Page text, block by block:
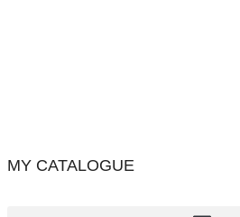
MY CATALOGUE